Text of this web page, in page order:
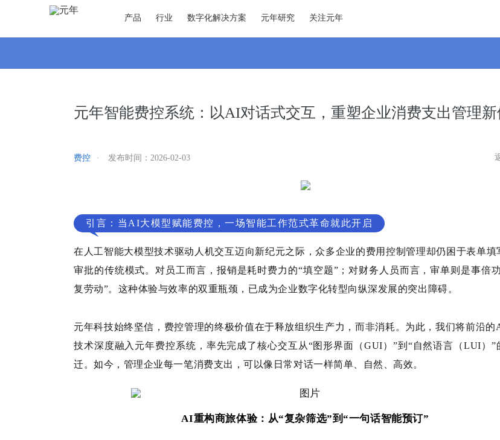
产品 行业 数字化解决方案 元年研究 关注元年
元年智能费控系统：以AI对话式交互，重塑企业消费支出管理新
费控 · 发布时间： 2026-02-03
引言：当AI大模型赋能费控，一场智能工作范式革命就此开启
在人工智能大模型技术驱动人机交互迈向新纪元之际，众多企业的费用控制管理却仍困于表单填
审批的传统模式。对员工而言，报销是耗时费力的“填空题”；对财务人员而言，审单则是事倍
复劳动”。这种体验与效率的双重瓶颈，已成为企业数字化转型向纵深发展的突出障碍。
元年科技始终坚信，费控管理的终极价值在于释放组织生产力，而非消耗。为此，我们将前沿的
技术深度融入元年费控系统，率先完成了核心交互从“图形界面（GUI）”到“自然语言（LUI）”
迁。如今，管理企业每一笔消费支出，可以像日常对话一样简单、自然、高效。
AI重构商旅体验：从“复杂筛选”到“一句话智能预订”